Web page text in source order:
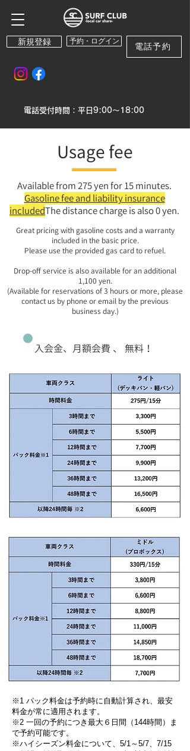
新規登録 予約・ログイン
電話予約
電話受付時間：平日9:00～18:00
Usage fee
Available from 275 yen for 15 minutes.
Gasoline fee and liability insurance
includedThe distance charge is also 0 yen.
Great pricing with gasoline costs and a warranty
included in the basic price.
​Please use the provided gas card to refuel.
Drop-off service is also available for an additional
1,100 yen.
(Available for reservations of 3 hours or more, please
contact us by phone or email by the previous
business day.)
入会金、月額会費 、 無料！
※1 パック料金は予約時に自動計算され、最安
料金が常に適用されます。
※2 一回の予約につき最大６日間（144時間）ま
で予約可能です。
※ハイシーズン料金について、5/1～5/7、7/15